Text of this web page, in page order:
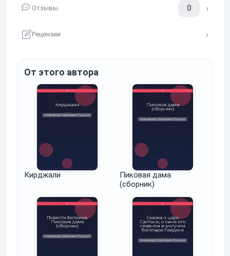
Отзывы 0
Рецензии
От этого автора
Кирджали
Пиковая дама
(сборник)